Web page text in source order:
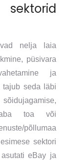
nelja laia
püsivara
ja
tajub seda läbi
vaba toa või
põllumaa
sektori
eBay ja